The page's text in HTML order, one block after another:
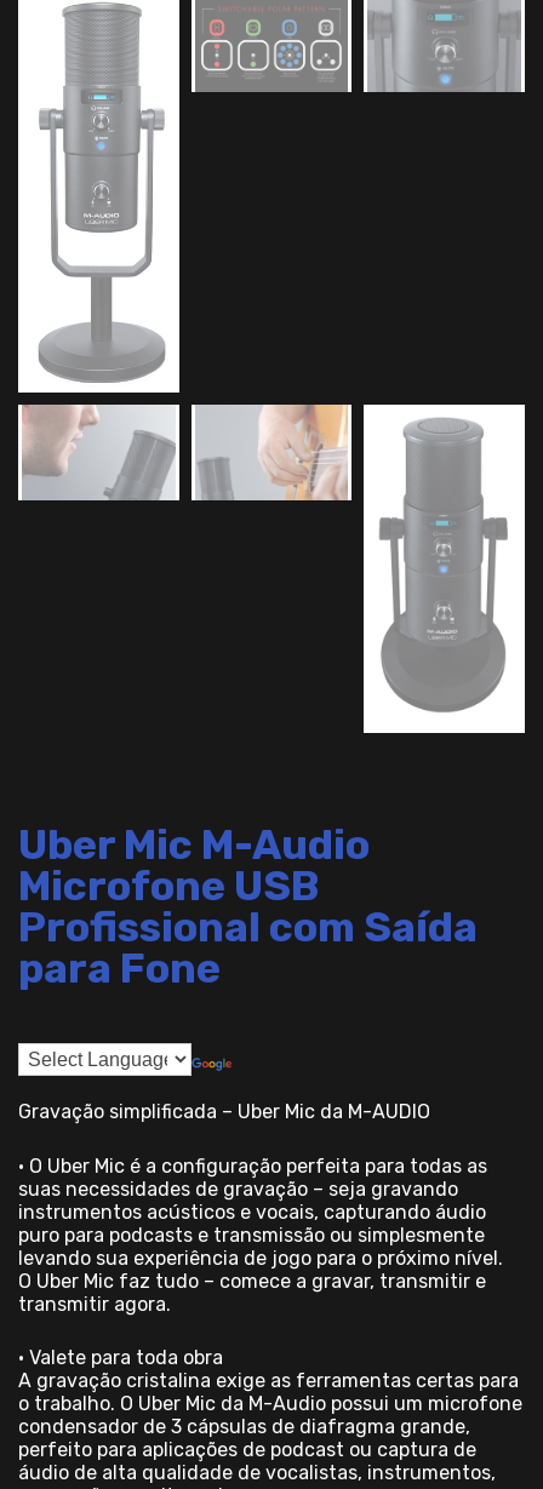
Uber Mic M-Audio
Microfone USB
Profissional com Saída
para Fone
Gravação simplificada – Uber Mic da M-AUDIO
• O Uber Mic é a configuração perfeita para todas as
suas necessidades de gravação – seja gravando
instrumentos acústicos e vocais, capturando áudio
puro para podcasts e transmissão ou simplesmente
levando sua experiência de jogo para o próximo nível.
O Uber Mic faz tudo – comece a gravar, transmitir e
transmitir agora.
• Valete para toda obra
A gravação cristalina exige as ferramentas certas para
o trabalho. O Uber Mic da M-Audio possui um microfone
condensador de 3 cápsulas de diafragma grande,
perfeito para aplicações de podcast ou captura de
áudio de alta qualidade de vocalistas, instrumentos,